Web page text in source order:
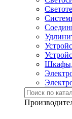
Шкафы,